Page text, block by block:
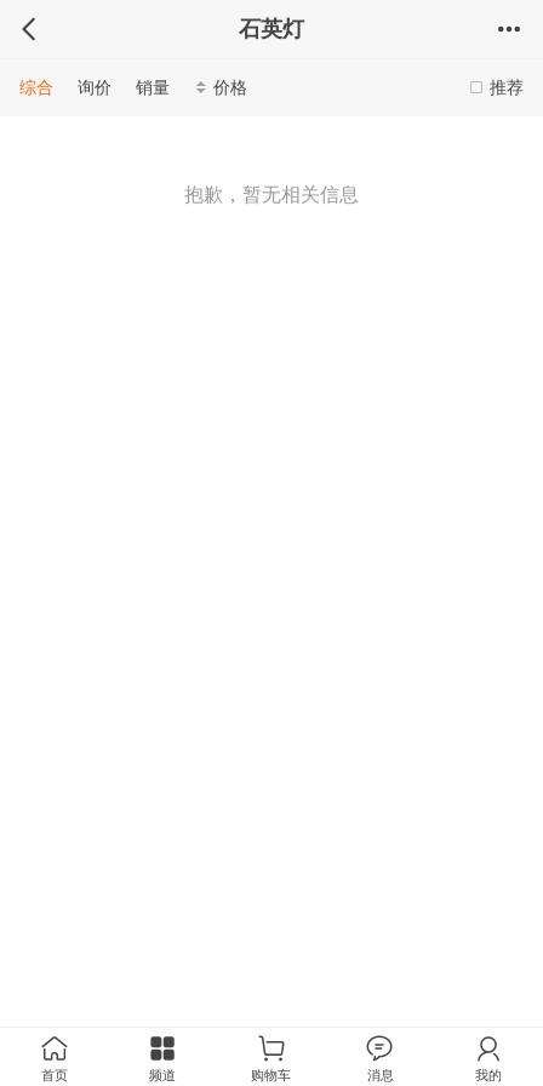
石英灯
推荐
综合 询价 销量 价格
抱歉，暂无相关信息
首页 频道 购物车 消息 我的